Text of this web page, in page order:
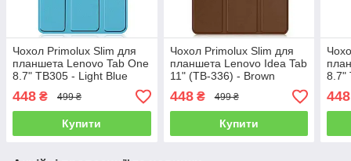
Чохол Primolux Slim для
планшета Lenovo Tab One
8.7" TB305 - Light Blue
448 ₴ 499 ₴
Купити
Чохол Primolux Slim для
планшета Lenovo Idea Tab
11" (TB-336) - Brown
448₴ 499 ₴
Купити
8.7"
448